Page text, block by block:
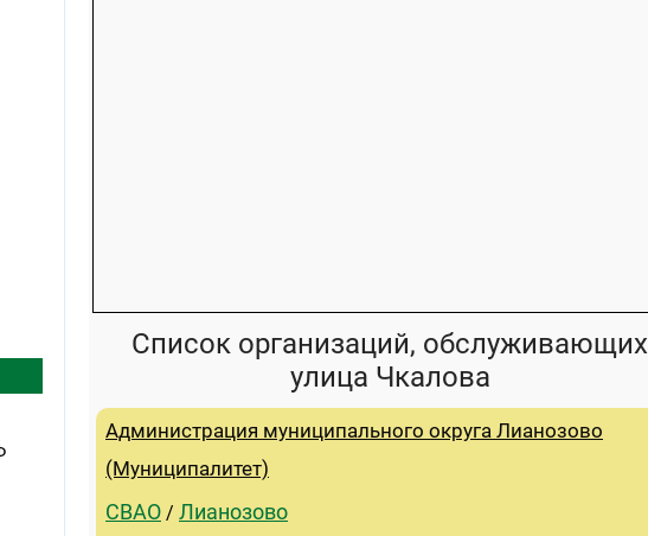
Список организаций, обслуживающих
улица Чкалова
Администрация муниципального округа Лианозово
(Муниципалитет)
СВАО / Лианозово